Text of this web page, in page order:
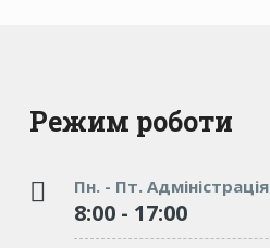
Режим роботи
Пн. - Пт. Адміністрація
8:00 - 17:00